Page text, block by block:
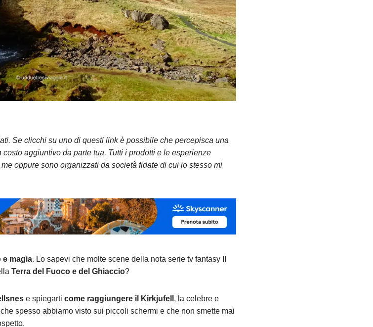
Se clicchi su uno di questi link è possibile che percepisca una
aggiuntivo da parte tua. Tutti i prodotti e le esperienze
oppure sono organizzati da società fidate di cui io stesso mi
e magia. Lo sapevi che molte scene della nota serie tv fantasy
Terra del Fuoco e del Ghiaccio?
e spiegarti come raggiungere il Kirkjufell , la celebre e
spesso abbiamo visto sui piccoli schermi e che non smette mai